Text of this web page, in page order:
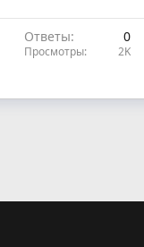
Ответы 0
Просмотры 2K